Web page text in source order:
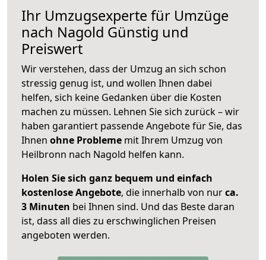
Ihr Umzugsexperte für Umzüge
nach Nagold Günstig und
Preiswert
Wir verstehen, dass der Umzug an sich schon
stressig genug ist, und wollen Ihnen dabei
helfen, sich keine Gedanken über die Kosten
machen zu müssen. Lehnen Sie sich zurück – wir
haben garantiert passende Angebote für Sie, das
Ihnen ohne Probleme mit Ihrem Umzug von
Heilbronn nach Nagold helfen kann.
Holen Sie sich ganz bequem und einfach
kostenlose Angebote, die innerhalb von nurca.
3 Minuten bei Ihnen sind. Und das Beste daran
ist, dass all dies zu erschwinglichen Preisen
angeboten werden.